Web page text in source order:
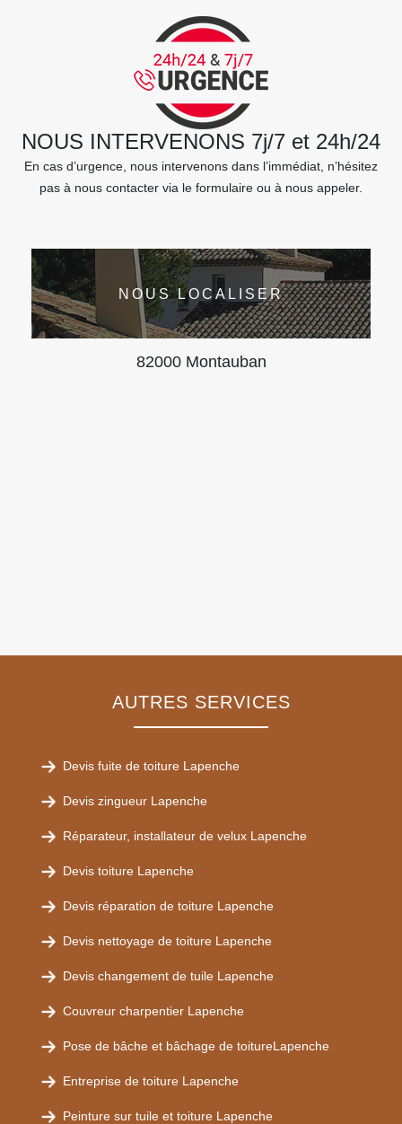
NOUS INTERVENONS 7j/7 et 24h/24
En cas d’urgence, nous intervenons dans l’immédiat, n’hésitez
pas à nous contacter via le formulaire ou à nous appeler.
NOUS LOCALISER
82000 Montauban
AUTRES SERVICES
Devis fuite de toiture Lapenche
Devis zingueur Lapenche
Réparateur, installateur de velux Lapenche
Devis toiture Lapenche
Devis réparation de toiture Lapenche
Devis nettoyage de toiture Lapenche
Devis changement de tuile Lapenche
Couvreur charpentier Lapenche
Pose de bâche et bâchage de toitureLapenche
Entreprise de toiture Lapenche
Peinture sur tuile et toiture Lapenche